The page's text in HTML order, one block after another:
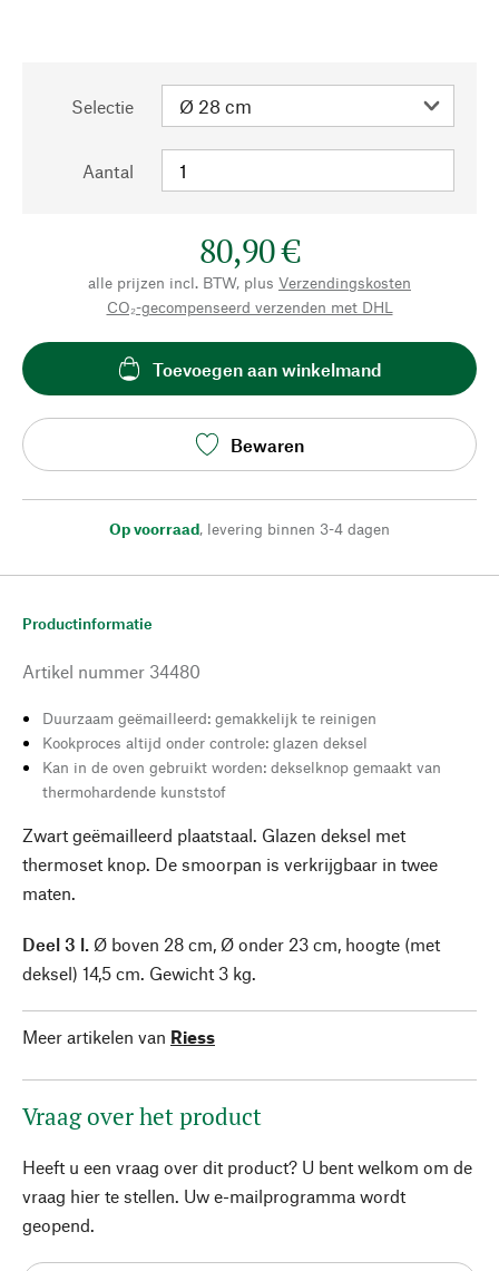
Selectie
Aantal
80,90 €
alle prijzen incl. BTW, plus Verzendingskosten
CO₂-gecompenseerd verzenden met DHL
Toevoegen aan winkelmand
Bewaren
Op voorraad, levering binnen 3-4 dagen
Productinformatie
Artikel nummer 34480
Duurzaam geëmailleerd: gemakkelijk te reinigen
Kookproces altijd onder controle: glazen deksel
Kan in de oven gebruikt worden: dekselknop gemaakt van
thermohardende kunststof
Zwart geëmailleerd plaatstaal. Glazen deksel met
thermoset knop. De smoorpan is verkrijgbaar in twee
maten.
Deel 3 l. Ø boven 28 cm, Ø onder 23 cm, hoogte (met
deksel) 14,5 cm. Gewicht 3 kg.
Meer artikelen van Riess
Vraag over het product
Heeft u een vraag over dit product? U bent welkom om de
vraag hier te stellen. Uw e-mailprogramma wordt
geopend.